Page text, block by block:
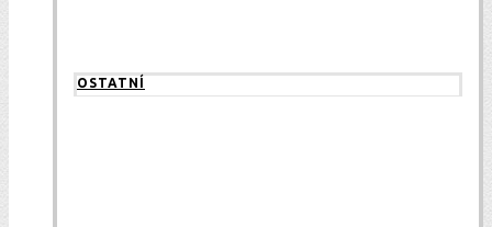
OSTATNÍ